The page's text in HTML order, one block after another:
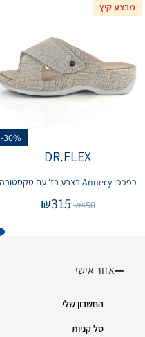
מבצע קיץ
-30%
DR.FLEX
כפכפי Annecy בצבע בז' עם טקסטורה
₪450
₪315
אזור אישי
החשבון שלי
סל קניות